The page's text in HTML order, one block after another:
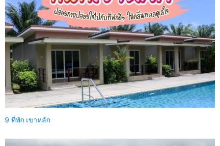
9 ที่พัก เขาหลัก